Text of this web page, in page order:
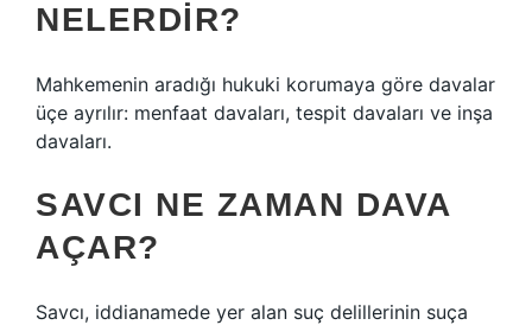
NELERDIR?
Mahkemenin aradığı hukuki korumaya göre davalar
üçe ayrılır: menfaat davaları, tespit davaları ve inşa
davaları.
SAVCI NE ZAMAN DAVA
AÇAR?
Savcı, iddianamede yer alan suç delillerinin suça